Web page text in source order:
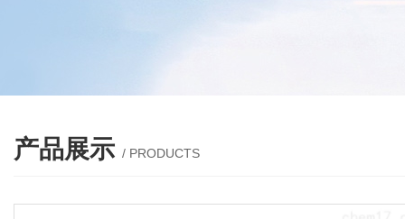
产品展示 / PRODUCTS